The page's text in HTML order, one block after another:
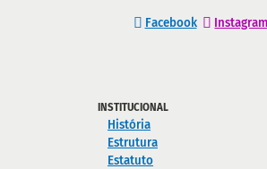
Facebook Instagram
INSTITUCIONAL
História
Estrutura
Estatuto